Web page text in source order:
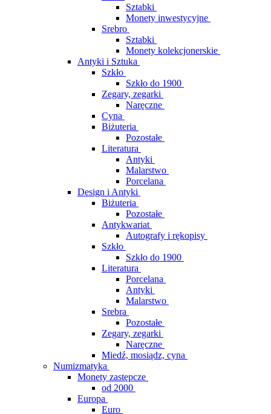
Sztabki
Monety inwestycyjne
Srebro
Sztabki
Monety kolekcjonerskie
Antyki i Sztuka
Szkło
Szkło do 1900
Zegary, zegarki
Naręczne
Cyna
Biżuteria
Pozostałe
Literatura
Antyki
Malarstwo
Porcelana
Design i Antyki
Biżuteria
Pozostałe
Antykwariat
Autografy i rękopisy
Szkło
Szkło do 1900
Literatura
Porcelana
Antyki
Malarstwo
Srebra
Pozostałe
Zegary, zegarki
Naręczne
Miedź, mosiądz, cyna
Numizmatyka
Monety zastępcze
od 2000
Europa
Euro